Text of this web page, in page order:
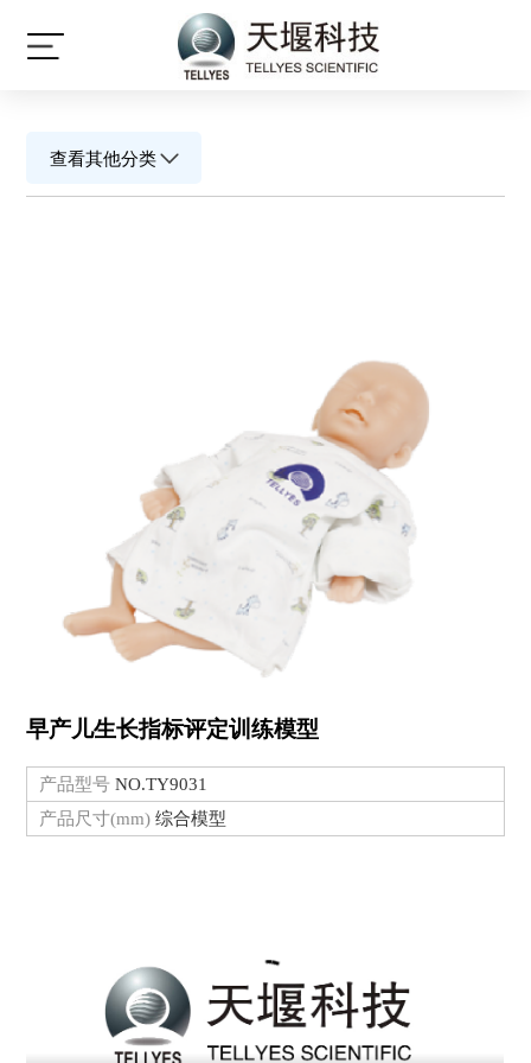
星空（中国）
查看其他分类
早产儿生长指标评定训练模型
产品型号NO.TY9031
产品尺寸(mm)综合模型